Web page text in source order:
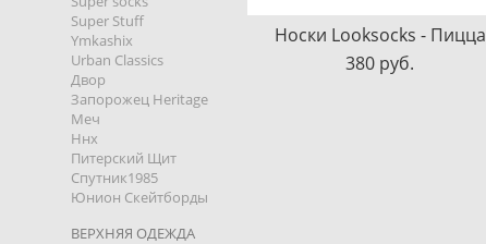
Super Stuff
Ymkashix
Urban Classics
Двор
Запорожец Heritage
Меч
Ннх
Питерский Щит
Спутник1985
Юнион Скейтборды
ВЕРХНЯЯ ОДЕЖДА
Носки Looksocks - Пицца
380 pуб.